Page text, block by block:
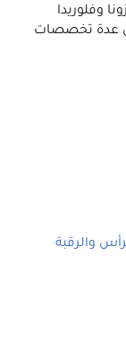
وفلوريدا
من عدة تخصصات